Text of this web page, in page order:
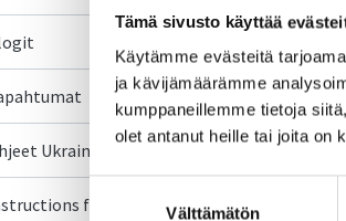
Tämä sivusto käyttää
Käytämme evästeitä
ja kävijämäärämme
kumppaneillemme tietoja
olet antanut heille tai joita on
Välttämätön
Ukrainasta saapuville
for Ukrainian arrivals